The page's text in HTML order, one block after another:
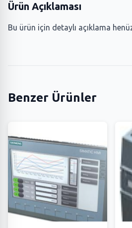
Ürün Açıklaması
Bu ürün için detaylı açıklama
Benzer Ürünler